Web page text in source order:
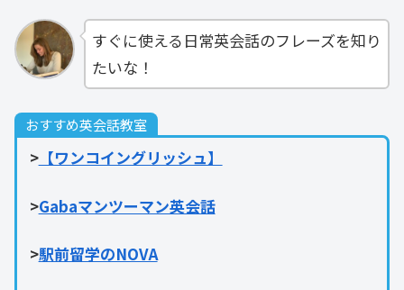
すぐに使える日常英会話のフレーズを知り
たいな！
おすすめ英会話教室
>【ワンコイングリッシュ】
>Gabaマンツーマン英会話
>駅前留学のNOVA